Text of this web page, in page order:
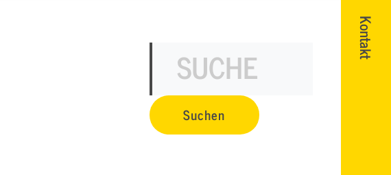
Kontakt